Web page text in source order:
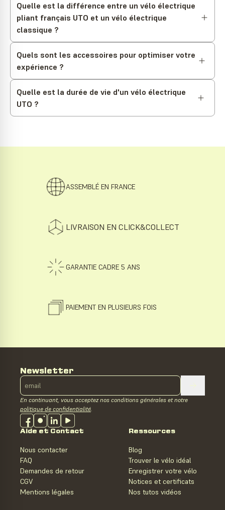
Quelle est la différence entre un vélo électrique
pliant français UTO et un vélo électrique
classique ?
Quels sont les accessoires pour optimiser votre
expérience ?
Quelle est la durée de vie d'un vélo électrique
UTO ?
ASSEMBLÉ EN FRANCE
LIVRAISON EN CLICK&COLLECT
GARANTIE CADRE 5 ANS
PAIEMENT EN PLUSIEURS FOIS
Newsletter
En continuant, vous acceptez nos conditions générales et notre
politique de confidentialité.
Aide et Contact
Nous contacter
FAQ
Demandes de retour
CGV
Mentions légales
Ressources
Blog
Trouver le vélo idéal
Enregistrer votre vélo
Notices et certificats
Nos tutos vidéos